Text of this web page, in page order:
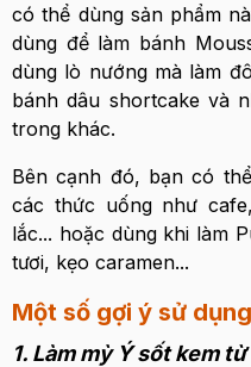
có thể dùng sản phẩm
dùng để làm bánh
dùng lò nướng mà làm
bánh dâu shortcake và
trong khác.
Bên cạnh đó, bạn có
các thức uống như
lắc... hoặc dùng khi làm
tươi, kẹo caramen...
Một số gợi ý sử
1. Làm mỳ Ý sốt kem